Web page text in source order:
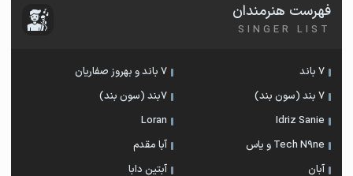
فهرست هنرمندان
SINGER LIST
7 باند
7 باند و بهروز صفاریان
7 بند (سون بند)
۷بند (سون بند)
Idriz Sanie
Loran
Tech N9ne و یاس
آبا مقدم
آبان
آبتین دابا